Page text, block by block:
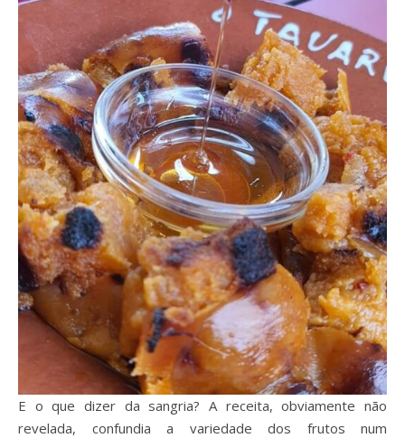
E o que dizer da sangria? A receita, obviamente não
revelada, confundia a variedade dos frutos num